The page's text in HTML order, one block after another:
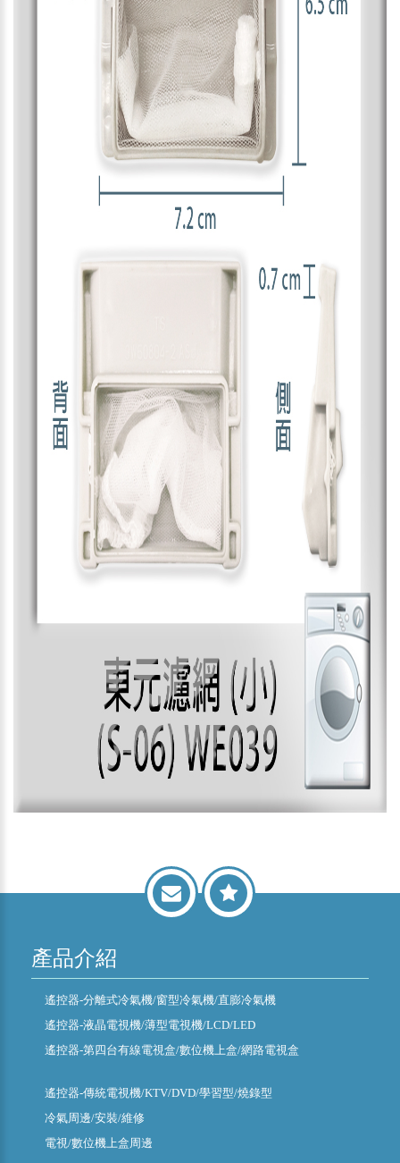
產品介紹
遙控器-分離式冷氣機/窗型冷氣機/直膨冷氣機
遙控器-液晶電視機/薄型電視機/LCD/LED
遙控器-第四台有線電視盒/數位機上盒/網路電視盒
遙控器-傳統電視機/KTV/DVD/學習型/燒錄型
冷氣周邊/安裝/維修
電視/數位機上盒周邊